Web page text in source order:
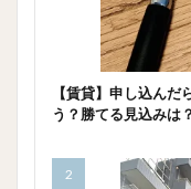
【賃貸】申し込ん
う？勝てる見込みは？